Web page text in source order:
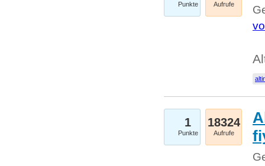
Punkte Aufrufe
1
Punkte
18324
Aufrufe